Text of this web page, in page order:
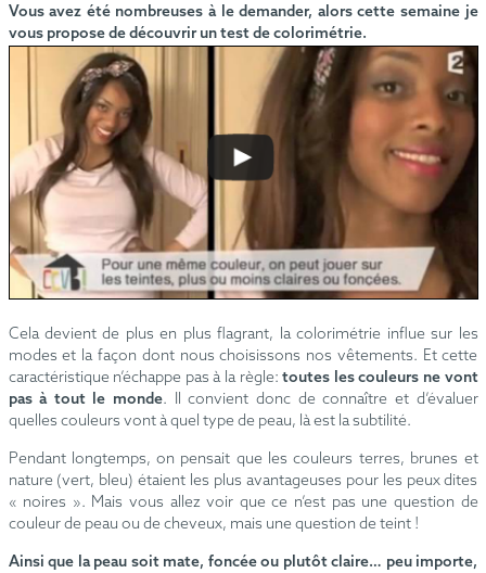
Vous avez été nombreuses à le demander, alors cette semaine je
vous propose de découvrir un test de colorimétrie.
Cela devient de plus en plus flagrant, la colorimétrie influe sur les
modes et la façon dont nous choisissons nos vêtements. Et cette
caractéristique n’échappe pas à la règle:toutes les couleurs ne vont
pas à tout le monde. Il convient donc de connaître et d’évaluer
quelles couleurs vont à quel type de peau, là est la subtilité.
Pendant longtemps, on pensait que les couleurs terres, brunes et
nature (vert, bleu) étaient les plus avantageuses pour les peux dites
« noires ». Mais vous allez voir que ce n’est pas une question de
couleur de peau ou de cheveux, mais une question de teint !
Ainsi que la peau soit mate, foncée ou plutôt claire… peu importe,